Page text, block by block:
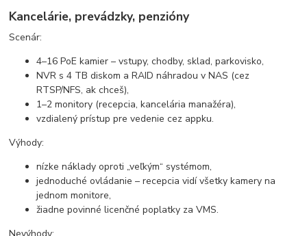
Kancelárie, prevádzky, penzióny
Scenár:
4–16 PoE kamier – vstupy, chodby, sklad, parkovisko,
NVR s 4 TB diskom a RAID náhradou v NAS (cez
RTSP/NFS, ak chceš),
1–2 monitory (recepcia, kancelária manažéra),
vzdialený prístup pre vedenie cez appku.
Výhody:
nízke náklady oproti „veľkým“ systémom,
jednoduché ovládanie – recepcia vidí všetky kamery na
jednom monitore,
žiadne povinné licenčné poplatky za VMS.